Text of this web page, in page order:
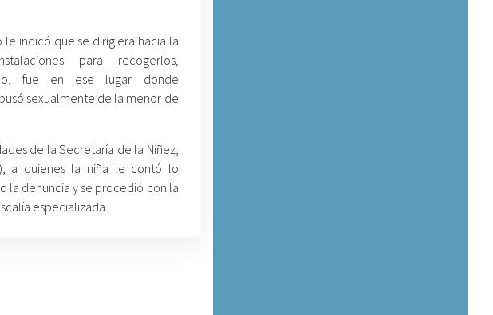
indicó que se dirigiera hacia la
para recogerlos,
fue en ese lugar donde
sexualmente de la menor de
de la Secretaría de la Niñez,
a quienes la niña le contó lo
la denuncia y se procedió con la
especializada.